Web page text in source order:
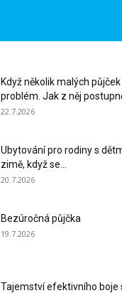
Když několik malých
problém. Jak z něj
22.7.2026
Ubytování pro rodiny s
zimě, když se...
20.7.2026
Bezúročná půjčka
19.7.2026
Tajemství efektivního boje